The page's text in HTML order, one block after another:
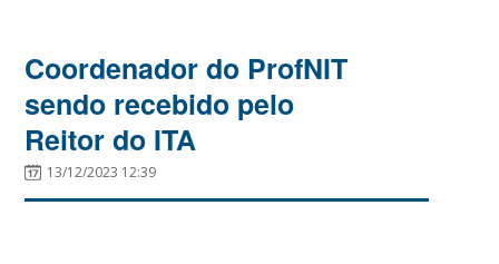
Coordenador do ProfNIT
sendo recebido pelo
Reitor do ITA
13/12/2023 12:39